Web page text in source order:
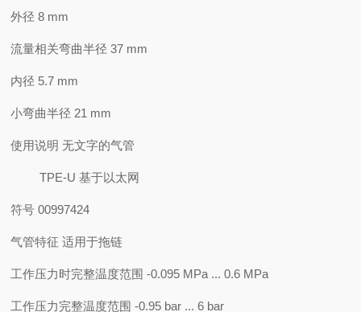
外径 8 mm
流量相关弯曲半径 37 mm
内径 5.7 mm
小弯曲半径 21 mm
使用说明 无文字的气管
TPE-U 基于以太网
符号 00997424
气管特征 适用于拖链
工作压力时完整温度范围 -0.095 MPa ... 0.6 MPa
工作压力完整温度范围 -0.95 bar ... 6 bar